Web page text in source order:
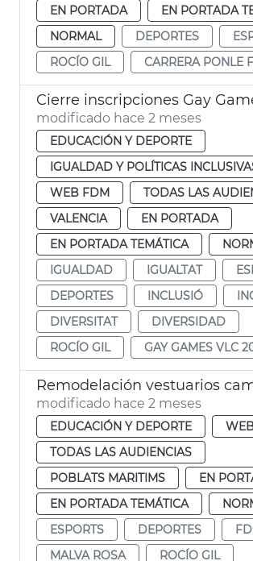
EN PORTADA
EN PORTADA
NORMAL
DEPORTES
ROCÍO GIL
CARRERA PONLE
modificado hace 2 meses
EDUCACIÓN Y DEPORTE
IGUALDAD Y POLÍTICAS
WEB FDM
TODAS LAS
VALENCIA
EN PORTADA
EN PORTADA TEMÁTICA
IGUALDAD
IGUALTAT
DEPORTES
INCLUSIÓ
DIVERSITAT
DIVERSIDAD
ROCÍO GIL
GAY GAMES VLC
modificado hace 2 meses
EDUCACIÓN Y DEPORTE
TODAS LAS AUDIENCIAS
POBLATS MARITIMS
EN
EN PORTADA TEMÁTICA
ESPORTS
DEPORTES
MALVA ROSA
ROCÍO GIL